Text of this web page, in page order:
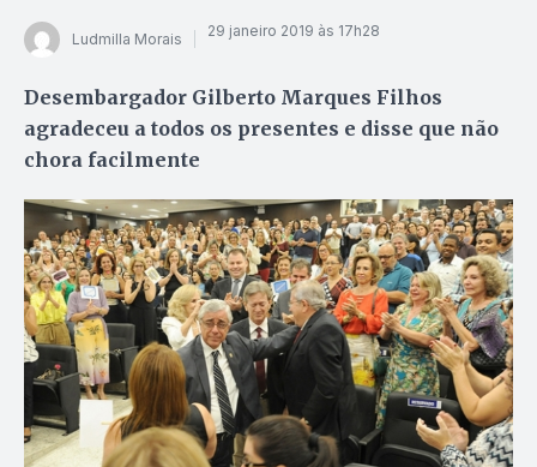
Ludmilla Morais 29 janeiro 2019 às 17h28
Desembargador Gilberto Marques Filhos
agradeceu a todos os presentes e disse que não
chora facilmente